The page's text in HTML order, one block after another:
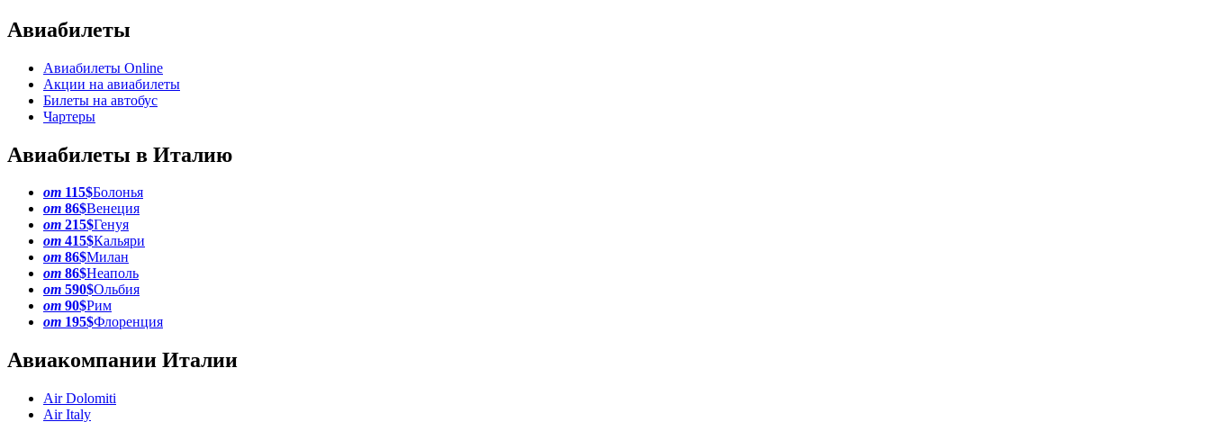
Авиабилеты
Авиабилеты Online
Акции на авиабилеты
Билеты на автобус
Чартеры
Авиабилеты в Италию
от 115$Болонья
от 86$Венеция
от 215$Генуя
от 415$Кальяри
от 86$Милан
от 86$Неаполь
от 590$Ольбия
от 90$Рим
от 195$Флоренция
Авиакомпании Италии
Air Dolomiti
Air Italy